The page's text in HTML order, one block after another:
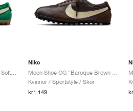
Nike
Kvinnor / Sportstyle / Skor
kr1.149